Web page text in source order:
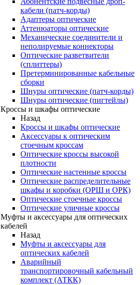
кабели (патч-корды)
Адаптеры оптические
Аттенюаторы оптические
Механические соединители и
неполируемые коннекторы
Оптические разветвители
(сплиттеры)
Претерминированные кабельные
сборки
Шнуры оптические (патч-корды)
Шнуры оптические (пигтейлы)
Кроссы и шкафы оптические
Назад
Кроссы и шкафы оптические
Аксессуары к оптическим
стоечным кроссам
Оптические кроссы высокой
плотности
Оптические настенные кроссы
Оптические распределительные
шкафы и коробки (ОРШ и ОРК)
Оптические стоечные кроссы
Оптические уличные кроссы
Муфты и аксессуары для оптических
кабелей
Назад
Муфты и аксессуары для
оптических кабелей
Аварийный
транспортировочный кабельный
комплект (АТКК)